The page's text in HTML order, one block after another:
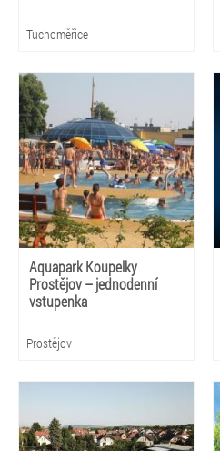
Tuchoměřice
Aquapark Koupelky
Prostějov – jednodenní
vstupenka
Prostějov